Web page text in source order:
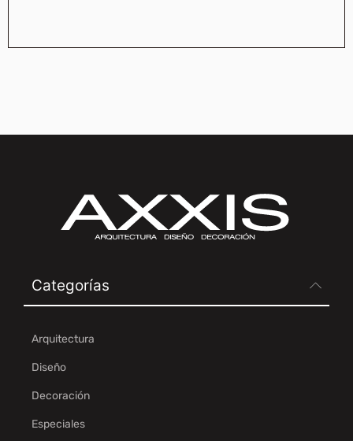
Categorías
Arquitectura
Diseño
Decoración
Especiales